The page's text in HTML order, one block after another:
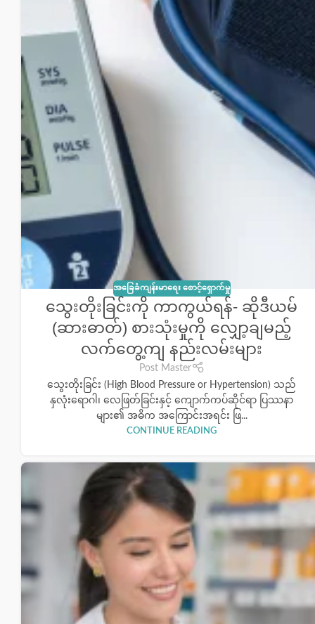
အခြေခံကျန်းမာရေး စောင့်ရှောက်မှု
သွေးတိုးခြင်းကို ကာကွယ်ရန်- ဆိုဒီယမ်
(ဆားဓာတ်) စားသုံးမှုကို လျှော့ချမည့်
လက်တွေ့ကျ နည်းလမ်းများ
Post Master
သွေးတိုးခြင်း (High Blood Pressure or Hypertension) သည်
နှလုံးရောဂါ၊ လေဖြတ်ခြင်းနှင့် ကျောက်ကပ်ဆိုင်ရာ ပြဿနာ
များ၏ အဓိက အကြောင်းအရင်း ဖြ...
CONTINUE READING